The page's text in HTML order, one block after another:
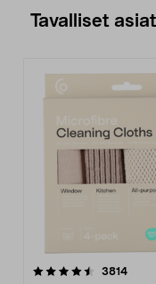
Tavalliset
3814
4.5viidestä